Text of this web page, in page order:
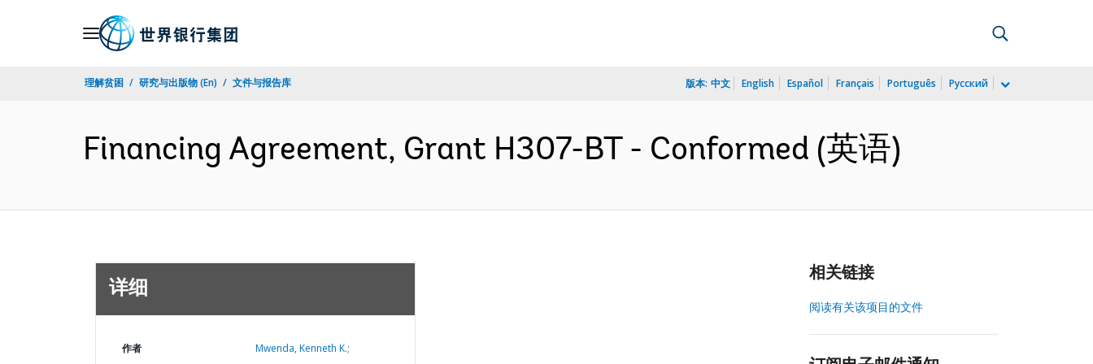
理解贫困 研究与出版物 (En) 文件与报告库 版本: 中文 English Español Français Português Русский
Financing Agreement, Grant H307-BT - Conformed (英语)
详细
作者 Mwenda, Kenneth K.;
相关链接
阅读有关该项目的文件